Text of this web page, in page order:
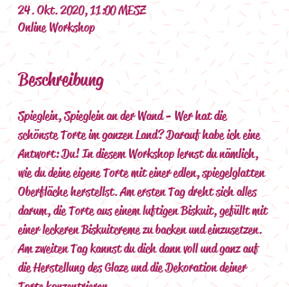
24. Okt. 2020, 11:00 MESZ
Online Workshop
Beschreibung
Spieglein, Spieglein an der Wand - Wer hat die
schönste Torte im ganzen Land? Darauf habe ich eine
Antwort: Du! In diesem Workshop lernst du nämlich,
wie du deine eigene Torte mit einer edlen, spiegelglatten
Oberfläche herstellst. Am ersten Tag dreht sich alles
darum, die Torte aus einem luftigen Biskuit, gefüllt mit
einer leckeren Biskuitcreme zu backen und einzusetzen.
Am zweiten Tag kannst du dich dann voll und ganz auf
die Herstellung des Glaze und die Dekoration deiner